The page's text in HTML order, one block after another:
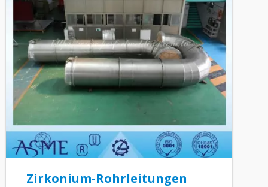
Zirkonium-Rohrleitungen